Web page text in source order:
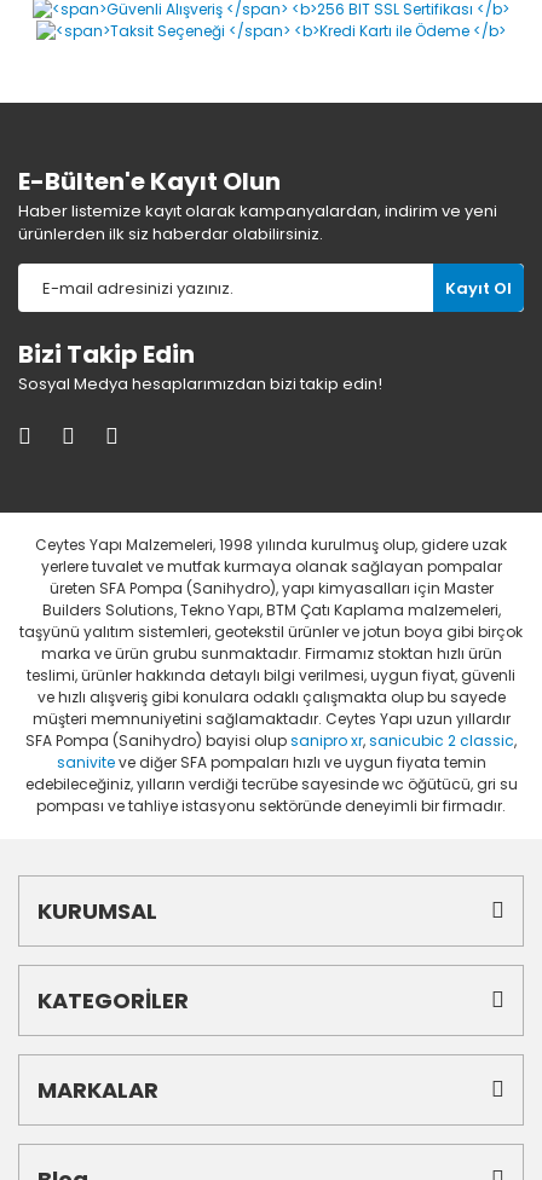
Yorum Yaz
E-Bülten'e Kayıt Olun
Haber listemize kayıt olarak kampanyalardan, indirim ve yeni
ürünlerden ilk siz haberdar olabilirsiniz.
Kayıt Ol
Bizi Takip Edin
Sosyal Medya hesaplarımızdan bizi takip edin!
Ceytes Yapı Malzemeleri, 1998 yılında kurulmuş olup, gidere uzak
yerlere tuvalet ve mutfak kurmaya olanak sağlayan pompalar
üreten SFA Pompa (Sanihydro), yapı kimyasalları için Master
Builders Solutions, Tekno Yapı, BTM Çatı Kaplama malzemeleri,
taşyünü yalıtım sistemleri, geotekstil ürünler ve jotun boya gibi birçok
marka ve ürün grubu sunmaktadır. Firmamız stoktan hızlı ürün
teslimi, ürünler hakkında detaylı bilgi verilmesi, uygun fiyat, güvenli
ve hızlı alışveriş gibi konulara odaklı çalışmakta olup bu sayede
müşteri memnuniyetini sağlamaktadır. Ceytes Yapı uzun yıllardır
SFA Pompa (Sanihydro) bayisi olupsanipro xr,sanicubic 2 classic,
saniviteve diğer SFA pompaları hızlı ve uygun fiyata temin
edebileceğiniz, yılların verdiği tecrübe sayesinde wc öğütücü, gri su
pompası ve tahliye istasyonu sektöründe deneyimli bir firmadır.
KURUMSAL
KATEGORİLER
MARKALAR